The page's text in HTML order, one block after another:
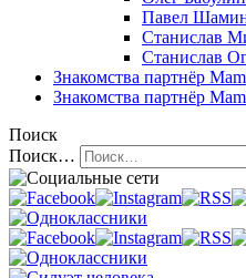
Павел
Станислав
Станислав
Знакомства партнёр
Знакомства партнёр
Поиск
Поиск…